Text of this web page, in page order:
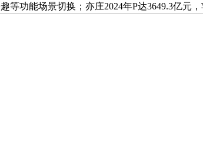
等功能场景切换；亦庄2024年P达3649.3亿元